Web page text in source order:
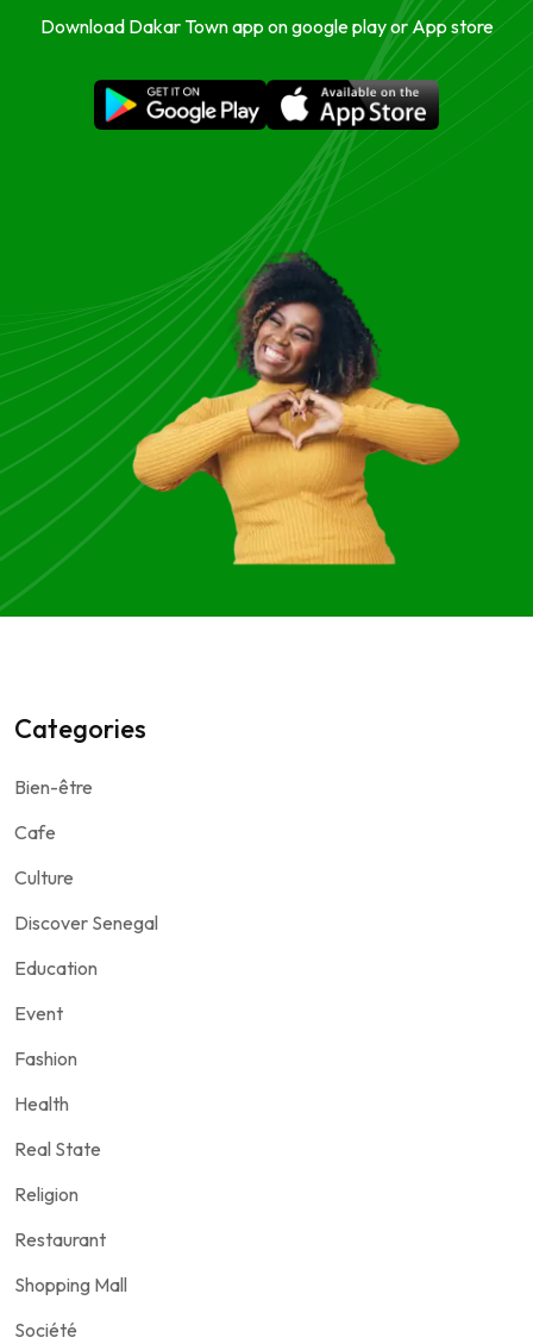
Download Dakar Town app on google play or App store
Categories
Bien-être
Cafe
Culture
Discover Senegal
Education
Event
Fashion
Health
Real State
Religion
Restaurant
Shopping Mall
Société